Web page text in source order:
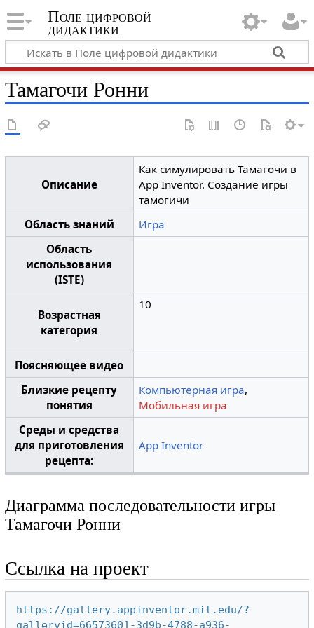
Поле цифровой
дидактики
Тамагочи Ронни
Описание
Как симулировать Тамагочи в
App Inventor. Создание игры
тамогичи
Область знаний
Игра
Область
использования
(ISTE)
Возрастная
категория
10
Поясняющее видео
Близкие рецепту
понятия
Компьютерная игра,
Мобильная игра
Среды и средства
для приготовления
рецепта:
App Inventor
Диаграмма последовательности игры
Тамагочи Ронни
Ссылка на проект
https://gallery.appinventor.mit.edu/?
galleryid=66573601-3d9b-4788-a936-